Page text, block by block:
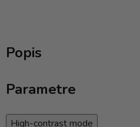
Popis
Parametre
High-contrast mode